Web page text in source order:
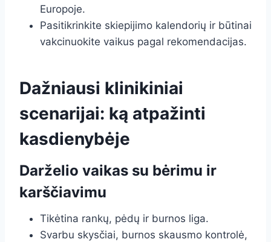
Europoje.
Pasitikrinkite skiepijimo kalendorių ir būtinai
vakcinuokite vaikus pagal rekomendacijas.
Dažniausi klinikiniai
scenarijai: ką atpažinti
kasdienybėje
Darželio vaikas su bėrimu ir
karščiavimu
Tikėtina rankų, pėdų ir burnos liga.
Svarbu skysčiai, burnos skausmo kontrolė,